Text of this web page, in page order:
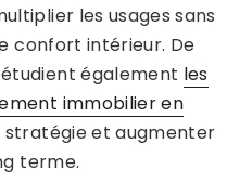
les usages sans
confort intérieur. De
également les
immobilier en
stratégie et augmenter
terme.